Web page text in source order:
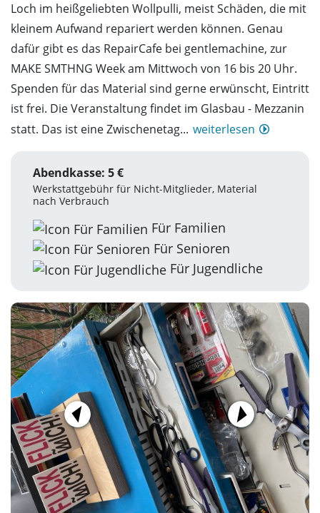
Loch im heißgeliebten Wollpulli, meist Schäden, die mit
kleinem Aufwand repariert werden können. Genau
dafür gibt es das RepairCafe bei gentlemachine, zur
MAKE SMTHNG Week am Mittwoch von 16 bis 20 Uhr.
Spenden für das Material sind gerne erwünscht, Eintritt
ist frei. Die Veranstaltung findet im Glasbau - Mezzanin
statt. Das ist eine Zwischenetag... weiterlesen
Abendkasse: 5 €
Werkstattgebühr für Nicht-Mitglieder, Material
nach Verbrauch
Für Familien
Für Senioren
Für Jugendliche